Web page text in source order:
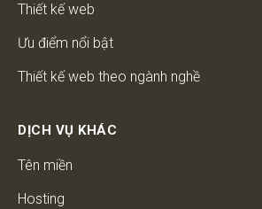
Thiết kế web
Ưu điểm nổi bật
Thiết kế web theo ngành nghề
DỊCH VỤ KHÁC
Tên miền
Hosting